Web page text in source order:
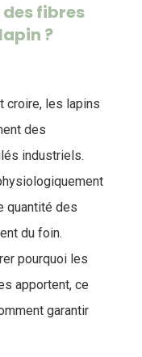
fibres
?
croire, les lapins
des
industriels.
quantité des
du foin.
pourquoi les
apportent, ce
garantir